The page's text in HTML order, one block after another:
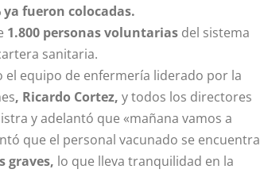
ya fueron colocadas.
1.800 personas voluntarias del sistema
sanitaria.
equipo de enfermería liderado por la
, Ricardo Cortez, y todos los directores
y adelantó que «mañana vamos a
que el personal vacunado se encuentra
graves, lo que lleva tranquilidad en la